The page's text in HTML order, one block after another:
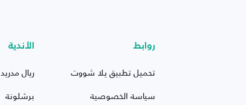
روابط
تحميل تطبيق يلا شووت
سياسة الخصوصية
الأندية
ريال مدريد
برشلونة